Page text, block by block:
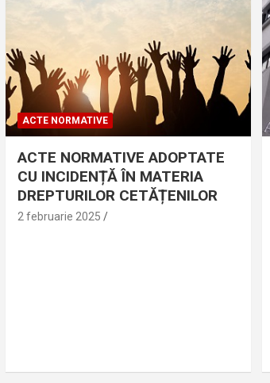
ACTE NORMATIVE
ACTE NORMATIVE ADOPTATE
CU INCIDENȚĂ ÎN MATERIA
DREPTURILOR CETĂȚENILOR
2 februarie 2025